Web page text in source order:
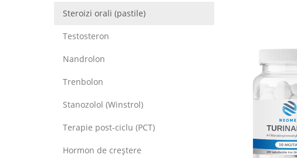
Steroizi orali​ (pastile)
Testosteron
Nandrolon
Trenbolon
Stanozolol (Winstrol)
Terapie post-ciclu (PCT)
Hormon de creștere